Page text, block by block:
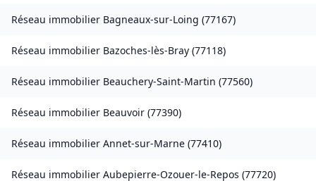
Réseau immobilier Bagneaux-sur-Loing (77167)
Réseau immobilier Bazoches-lès-Bray (77118)
Réseau immobilier Beauchery-Saint-Martin (77560)
Réseau immobilier Beauvoir (77390)
Réseau immobilier Annet-sur-Marne (77410)
Réseau immobilier Aubepierre-Ozouer-le-Repos (77720)